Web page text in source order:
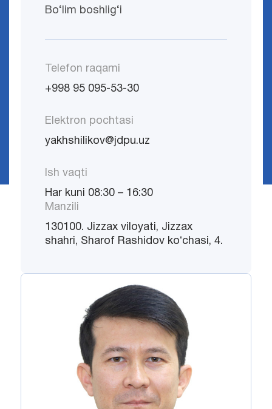
Bo‘lim boshlig‘i
Telefon raqami
+998 95 095-53-30
Elektron pochtasi
yakhshilikov@jdpu.uz
Ish vaqti
Har kuni 08:30 – 16:30
Manzili
130100. Jizzax viloyati, Jizzax
shahri, Sharof Rashidov koʻchasi, 4.